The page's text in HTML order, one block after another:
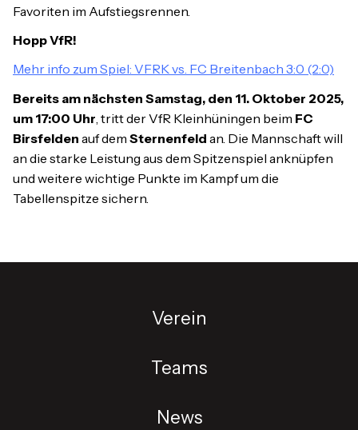
Favoriten im Aufstiegsrennen.
Hopp VfR!
Mehr info zum Spiel: VFRK vs. FC Breitenbach 3:0 (2:0)
Bereits am nächsten Samstag, den 11. Oktober 2025,
um 17:00 Uhr , tritt der VfR Kleinhüningen beim FC
Birsfelden auf dem Sternenfeld an. Die Mannschaft will
an die starke Leistung aus dem Spitzenspiel anknüpfen
und weitere wichtige Punkte im Kampf um die
Tabellenspitze sichern.
Verein
Teams
News